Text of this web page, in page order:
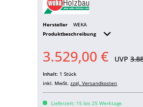
Hersteller
WEKA
Produktbeschreibung
3.529,00 € UVP
Inhalt: 1 Stück
inkl. MwSt.zzgl. Versandkosten
Lieferzeit: 15 bis 25 Werktage